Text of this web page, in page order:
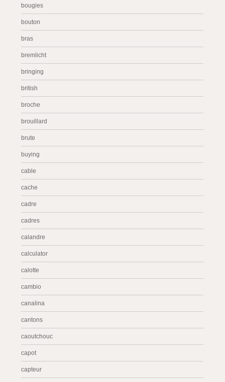
bougies
bouton
bras
bremlicht
bringing
british
broche
brouillard
brute
buying
cable
cache
cadre
cadres
calandre
calculator
calotte
cambio
canalina
cantons
caoutchouc
capot
capteur